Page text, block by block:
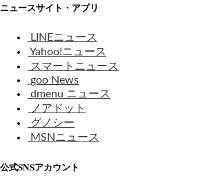
ニュースサイト・アプリ
LINEニュース
Yahoo!ニュース
スマートニュース
goo News
dmenu ニュース
ノアドット
グノシー
MSNニュース
公式SNSアカウント